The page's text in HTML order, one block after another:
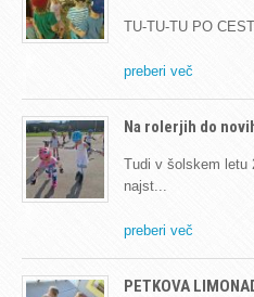
TU-TU-TU PO
preberi več
Na rolerjih do
Tudi v šolskem letu
najst
preberi več
PETKOVA